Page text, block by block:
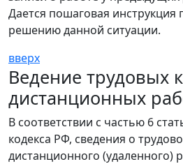
Дается пошаговая инструкция
решению данной ситуации.
вверх
Ведение трудовых
дистанционных
В соответствии с частью 6
кодекса РФ, сведения о
дистанционного (удаленного)